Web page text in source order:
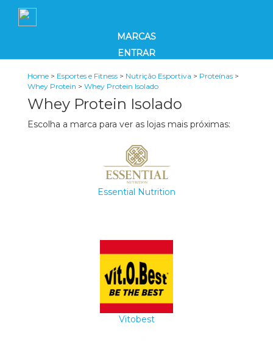
MARCAS
ENTRAR
Home > Esportes e Fitness > Nutrição Esportiva > Proteínas >
Whey Protein > Whey Protein Isolado
Whey Protein Isolado
Escolha a marca para ver as lojas mais próximas:
Essential Nutrition
Vitobest